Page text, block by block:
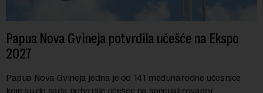
Papua Nova Gvineja potvrdila učešće na Ekspo
2027
Papua Nova Gvineja jedna je od 141 međunarodne učesnice
koje su do sada potvrdile učešće na specijalizovanoj